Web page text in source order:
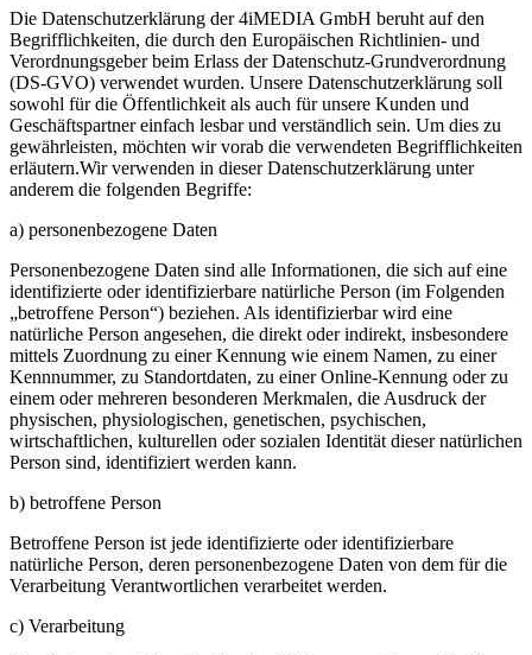
Die Datenschutzerklärung der 4iMEDIA GmbH beruht auf den
Begrifflichkeiten, die durch den Europäischen Richtlinien- und
Verordnungsgeber beim Erlass der Datenschutz-Grundverordnung
(DS-GVO) verwendet wurden. Unsere Datenschutzerklärung soll
sowohl für die Öffentlichkeit als auch für unsere Kunden und
Geschäftspartner einfach lesbar und verständlich sein. Um dies zu
gewährleisten, möchten wir vorab die verwendeten Begrifflichkeiten
erläutern.Wir verwenden in dieser Datenschutzerklärung unter
anderem die folgenden Begriffe:
a) personenbezogene Daten
Personenbezogene Daten sind alle Informationen, die sich auf eine
identifizierte oder identifizierbare natürliche Person (im Folgenden
„betroffene Person“) beziehen. Als identifizierbar wird eine
natürliche Person angesehen, die direkt oder indirekt, insbesondere
mittels Zuordnung zu einer Kennung wie einem Namen, zu einer
Kennnummer, zu Standortdaten, zu einer Online-Kennung oder zu
einem oder mehreren besonderen Merkmalen, die Ausdruck der
physischen, physiologischen, genetischen, psychischen,
wirtschaftlichen, kulturellen oder sozialen Identität dieser natürlichen
Person sind, identifiziert werden kann.
b) betroffene Person
Betroffene Person ist jede identifizierte oder identifizierbare
natürliche Person, deren personenbezogene Daten von dem für die
Verarbeitung Verantwortlichen verarbeitet werden.
c) Verarbeitung